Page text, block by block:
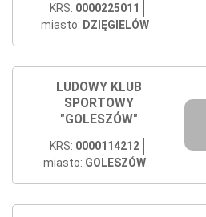
KRS: 0000225011
miasto: DZIĘGIELÓW
LUDOWY KLUB
SPORTOWY
"GOLESZÓW"
KRS: 0000114212
miasto: GOLESZÓW